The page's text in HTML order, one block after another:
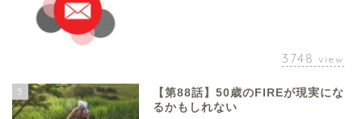
3748 view
5
【第88話】50歳のFIREが現実にな
るかもしれない